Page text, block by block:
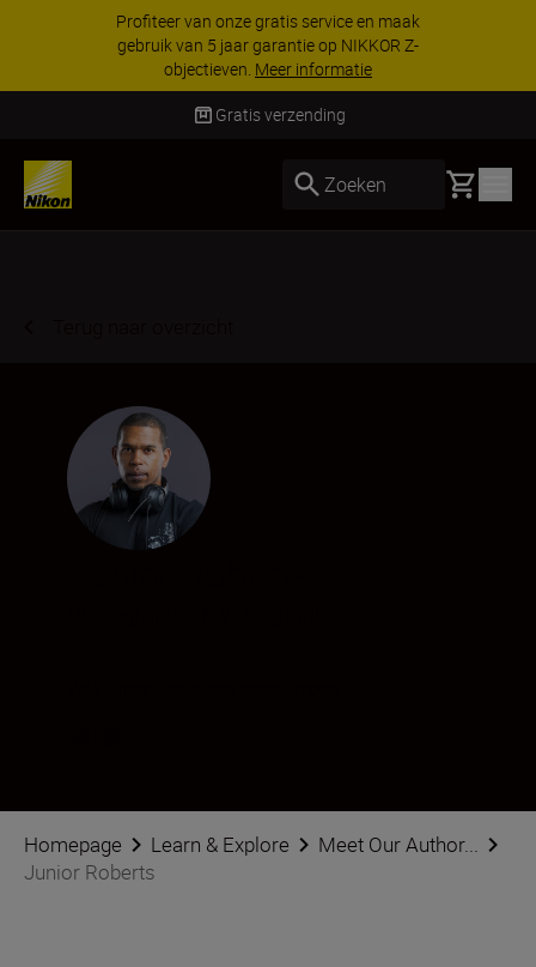
Profiteer van onze gratis service en maak
gebruik van 5 jaar garantie op NIKKOR Z-
objectieven. Meer informatie
Gratis verzending
Zoeken Basket
Homepage Learn & Explore
Meet Our Author...
Junior Roberts